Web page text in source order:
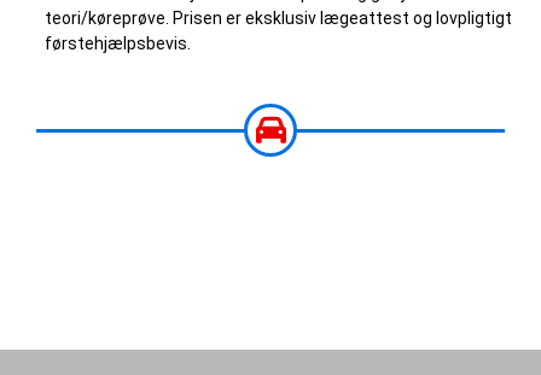
teori/køreprøve. Prisen er eksklusiv lægeattest og lovpligtigt
førstehjælpsbevis.